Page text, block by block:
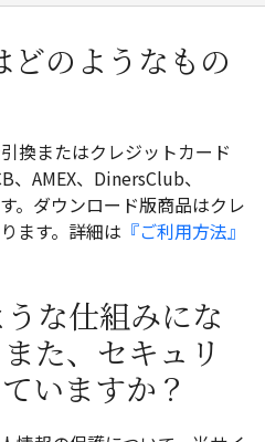
どのようなもの
換またはクレジットカード
、AMEX、DinersClub、
。ダウンロード版商品はクレ
ます。詳細は 『ご利用方法』
な仕組みにな
た、セキュリ
いますか？